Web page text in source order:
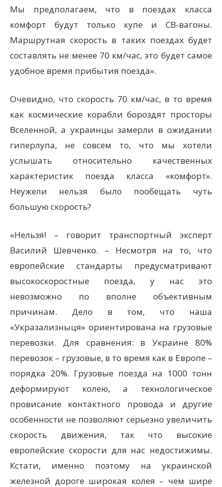
Мы предполагаем, что в поездах класса
комфорт будут только купе и СВ-вагоны.
Маршрутная скорость в таких поездах будет
составлять не менее 70 км/час, это будет самое
удобное время прибытия поезда».
Очевидно, что скорость 70 км/час, в то время
как космические корабли бороздят просторы
Вселенной, а украинцы замерли в ожидании
гиперлупа, не совсем то, что мы хотели
услышать относительно качественных
характеристик поезда класса «комфорт».
Неужели нельзя было пообещать чуть
большую скорость?
«Нельзя! – говорит транспортный эксперт
Василий Шевченко. – Несмотря на то, что
европейские стандарты предусматривают
высокоскоростные поезда, у нас это
невозможно по вполне объективным
причинам. Дело в том, что наша
«Укразализныця» ориентирована на грузовые
перевозки. Для сравнения: в Украине 80%
перевозок – грузовые, в то время как в Европе –
порядка 20%. Грузовые поезда на 1000 тонн
деформируют колею, а технологическое
провисание контактного провода и другие
особенности не позволяют серьезно увеличить
скорость движения, так что высокие
европейские скорости для нас недостижимы.
Кстати, именно поэтому на украинской
железной дороге широкая колея – чем шире